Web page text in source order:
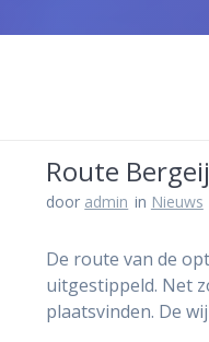
Route
door admin in Nieuws
De route van de
uitgestippeld. Net
plaatsvinden. De